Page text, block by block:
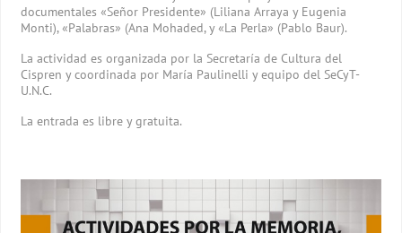
documentales «Señor Presidente» (Liliana Arraya y Eugenia
Monti), «Palabras» (Ana Mohaded, y «La Perla» (Pablo Baur).
La actividad es organizada por la Secretaría de Cultura del
Cispren y coordinada por María Paulinelli y equipo del SeCyT-
U.N.C.
La entrada es libre y gratuita.